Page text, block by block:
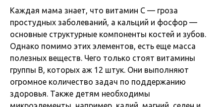
Каждая мама знает, что витамин C — гроза
простудных заболеваний, а кальций и фосфор —
основные структурные компоненты костей и зубов.
Однако помимо этих элементов, есть еще масса
полезных веществ. Чего только стоят витамины
группы B, которых аж 12 штук. Они выполняют
огромное количество задач по поддержанию
здоровья. Также детям необходимы